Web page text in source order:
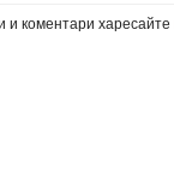
коментари харесайте